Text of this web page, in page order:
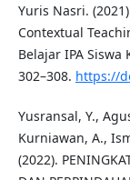
Yuris Nasri.
Contextual
Belajar IPA Siswa
302–308. https://
Yusransal, Y.,
Kurniawan, A.,
(2022).